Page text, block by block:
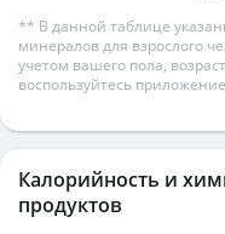
** В данной таблице
минералов для взрослого
учетом вашего пола,
воспользуйтесь
Калорийность и
продуктов